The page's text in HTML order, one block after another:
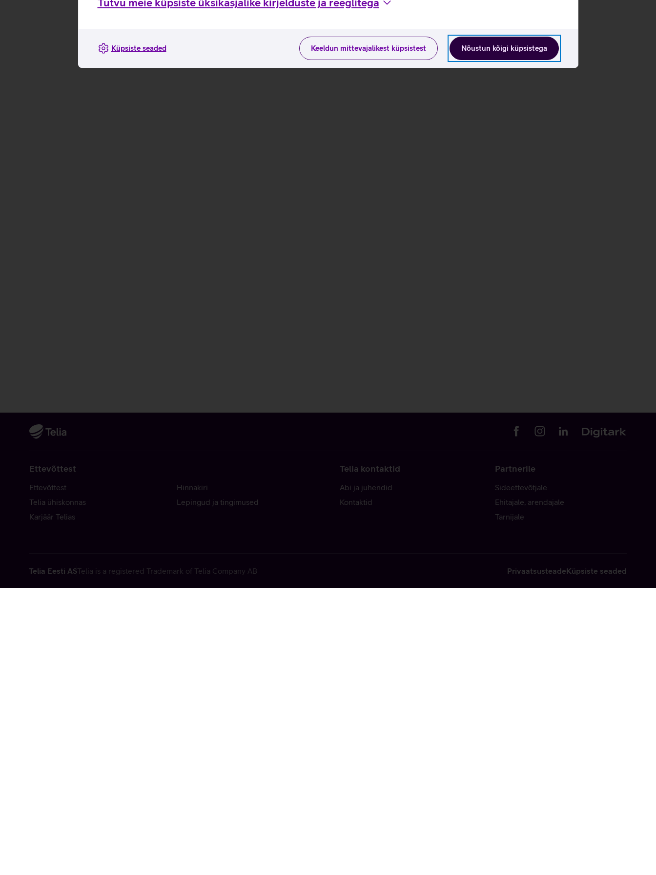
Nõustun kõigi küpsistega
Keeldun mittevajalikest küpsistest
Küpsiste seaded
Ettevõttest
Ettevõttest
Telia ühiskonnas
Karjäär Telias
Hinnakiri
Lepingud ja tingimused
Telia kontaktid
Abi ja juhendid
Kontaktid
Partnerile
Sideettevõtjale
Ehitajale, arendajale
Tarnijale
Telia Eesti ASTelia is a registered Trademark of Telia Company AB PrivaatsusteadeKüpsiste seaded